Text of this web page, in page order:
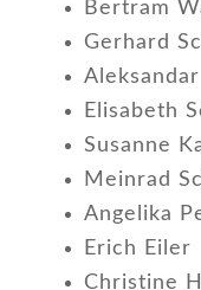
Bertram
Gerhard
Elisabeth
Susanne
Meinrad
Angelika
Erich Eiler
Christine